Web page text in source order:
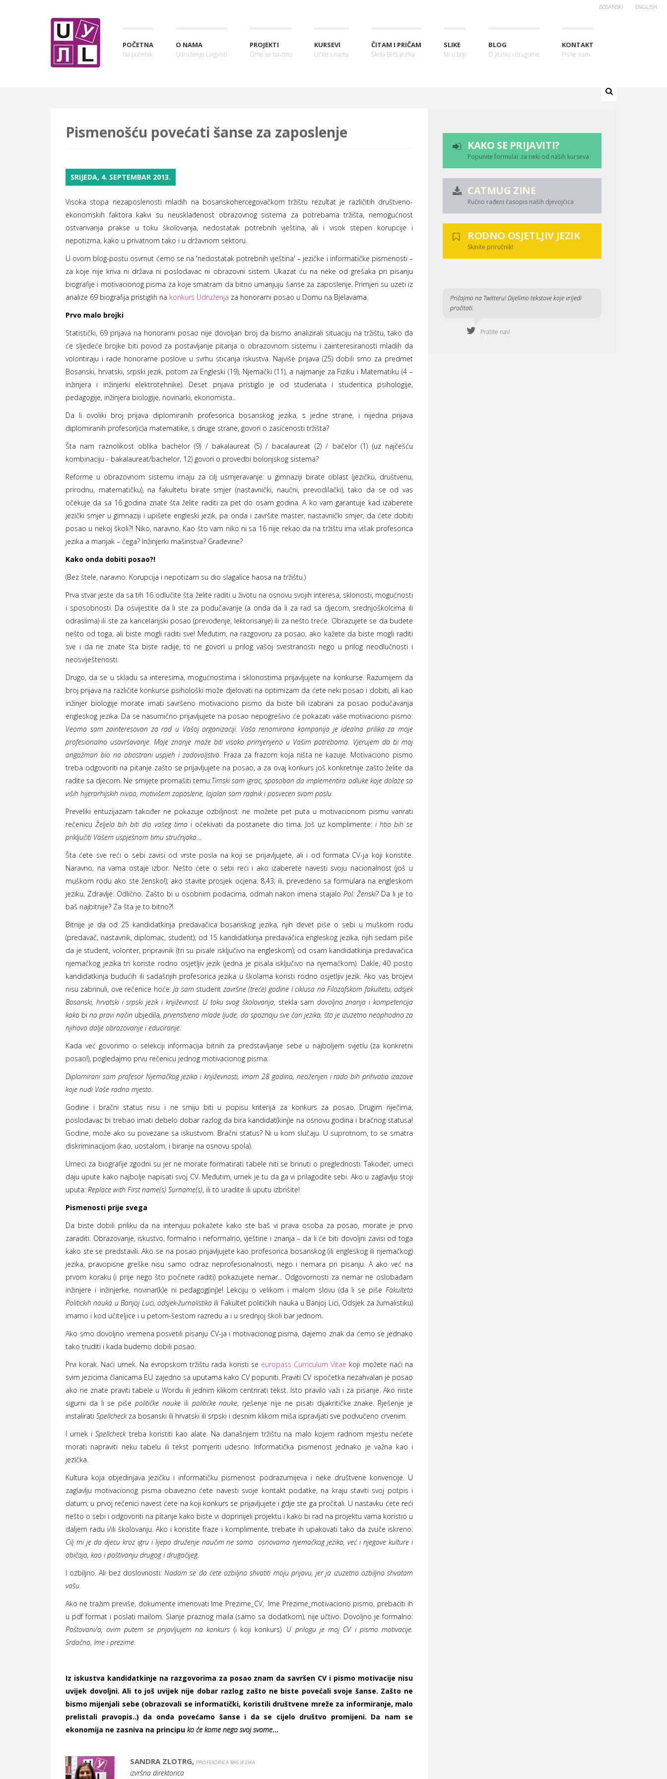
BOSANSKI ENGLISH
POČETNA
Na početak
O NAMA
Udruženje Lingvisti
PROJEKTI
Čime se bavimo
KURSEVI
Učite s nama
ČITAM I PRIČAM
Škola BHS jezika
SLIKE
Mi u boji
BLOG
O jeziku i drugome
KONTAKT
Pišite nam
Pismenošću povećati šanse za zaposlenje
SRIJEDA, 4. SEPTEMBAR 2013.
Visoka stopa nezaposlenosti mladih na bosanskohercegovačkom tržištu rezultat je različitih društveno-
ekonomskih faktora kakvi su neusklađenost obrazovnog sistema za potrebama tržišta, nemogućnost
ostvarivanja prakse u toku školovanja, nedostatak potrebnih vještina, ali i visok stepen korupcije i
nepotizma, kako u privatnom tako i u državnom sektoru.
U ovom blog-postu osvrnut ćemo se na 'nedostatak potrebnih vještina' – jezičke i informatičke pismenosti –
za koje nije kriva ni država ni poslodavac ni obrazovni sistem. Ukazat ću na neke od grešaka pri pisanju
biografije i motivacionog pisma za koje smatram da bitno umanjuju šanse za zaposlenje. Primjeri su uzeti iz
analize 69 biografija pristiglih na konkurs Udruženja za honorarni posao u Domu na Bjelavama.
Prvo malo brojki
Statistički, 69 prijava na honorarni posao nije dovoljan broj da bismo analizirali situaciju na tržištu, tako da
će sljedeće brojke biti povod za postavljanje pitanja o obrazovnom sistemu i zainteresiranosti mladih da
volontiraju i rade honorarne poslove u svrhu sticanja iskustva. Najviše prijava (25) dobili smo za predmet
Bosanski, hrvatski, srpski jezik, potom za Engleski (19), Njemački (11), a najmanje za Fiziku i Matematiku (4 –
inžinjera i inžinjerki elektrotehnike). Deset prijava pristiglo je od studenata i studentica psihologije,
pedagogije, inžinjera biologije, novinarki, ekonomista..
Da li ovoliki broj prijava diplomiranih profesorica bosanskog jezika, s jedne strane, i nijedna prijava
diplomiranih profesor(ic)a matematike, s druge strane, govori o zasićenosti tržišta?
Šta nam raznolikost oblika bachelor (9) / bakalaureat (5) / bacalaureat (2) / bačelor (1) (uz najčešću
kombinaciju - bakalaureat/bachelor, 12) govori o provedbi bolonjskog sistema?
Reforme u obrazovnom sistemu imaju za cilj usmjeravanje: u gimnaziji birate oblast (jezičku, društvenu,
prirodnu, matematičku), na fakultetu birate smjer (nastavnički, naučni, prevodilački), tako da se od vas
očekuje da sa 16 godina znate šta želite raditi za pet do osam godina. A ko vam garantuje kad izaberete
jezički smjer u gimnaziji i upišete engleski jezik, pa onda i završite master, nastavnički smjer, da ćete dobiti
posao u nekoj školi?! Niko, naravno. Kao što vam niko ni sa 16 nije rekao da na tržištu ima višak profesorica
jezika a manjak – čega? Inžinjerki mašinstva? Građevine?
Kako onda dobiti posao?!
(Bez štele, naravno. Korupcija i nepotizam su dio slagalice haosa na tržištu.)
Prva stvar jeste da sa tih 16 odlučite šta želite raditi u životu na osnovu svojih interesa, sklonosti, mogućnosti
i sposobnosti. Da osvijestite da li ste za podučavanje (a onda da li za rad sa djecom, srednjoškolcima ili
odraslima) ili ste za kancelarijski posao (prevođenje, lektorisanje) ili za nešto treće. Obrazujete se da budete
nešto od toga, ali biste mogli raditi sve! Međutim, na razgovoru za posao, ako kažete da biste mogli raditi
sve i da ne znate šta biste radije, to ne govori u prilog vašoj svestranosti nego u prilog neodlučnosti i
neosviještenosti.
Drugo, da se u skladu sa interesima, mogućnostima i sklonostima prijavljujete na konkurse. Razumijem da
broj prijava na različite konkurse psihološki može djelovati na optimizam da ćete neki posao i dobiti, ali kao
inžinjer biologije morate imati savršeno motivaciono pismo da biste bili izabrani za posao podučavanja
engleskog jezika. Da se nasumično prijavljujete na posao nepogrešivo će pokazati vaše motivaciono pismo:
Veoma sam zainteresovan za rad u Vašoj organizaciji. Vaša renomirana kompanija je idealna prilika za moje
profesionalno usavršavanje. Moje znanje može biti visoko primjenjeno u Vašim potrebama. Vjerujem da bi moj
angažman bio na obostrani uspjeh i zadovoljstvo. Fraza za frazom koja ništa ne kazuje. Motivaciono pismo
treba odgovoriti na pitanje zašto se prijavljujete na posao, a za ovaj konkurs još konkretnije zašto želite da
radite sa djecom. Ne smijete promašiti temu:Timski sam igrac, sposoban da implementira odluke koje dolaze sa
viših hijerarhijskih nivoa, motivišem zaposlene, lojalan sam radnik i posvecen svom poslu.
Preveliki entuzijazam također ne pokazuje ozbiljnost: ne možete pet puta u motivacionom pismu varirati
rečenicu Željela bih biti dio vašeg timai očekivati da postanete dio tima. Još uz komplimente:i htio bih se
priključiti Vašem uspješnom timu stručnjaka…
Šta ćete sve reći o sebi zavisi od vrste posla na koji se prijavljujete, ali i od formata CV-ja koji koristite.
Naravno, na vama ostaje izbor. Nešto ćete o sebi reći i ako izaberete navesti svoju nacionalnost (još u
muškom rodu ako ste žensko!); ako stavite prosjek ocjena: 8,43; ili, prevedeno sa formulara na engleskom
jeziku, Zdravlje: Odlično. Zašto bi u osobnim podacima, odmah nakon imena stajaloPol: Ženski? Da li je to
baš najbitnije? Za šta je to bitno?!
Bitnije je da od 25 kandidatkinja predavačica bosanskog jezika, njih devet piše o sebi u muškom rodu
(predavač, nastavnik, diplomac, student); od 15 kandidatkinja predavačica engleskog jezika, njih sedam piše
da je student, volonter, pripravnik (tri su pisale isključivo na engleskom); od osam kandidatkinja predavačica
njemačkog jezika tri koriste rodno osjetljiv jezik (jedna je pisala isključivo na njemačkom). Dakle, 40 posto
kandidatkinja budućih ili sadašnjih profesorica jezika u školama koristi rodno osjetljiv jezik. Ako vas brojevi
nisu zabrinuli, ove rečenice hoće:Ja sam student završne (treće) godine I ciklusa na Filozofskom fakultetu, odsjek
Bosanski, hrvatski i srpski jezik i književnost. U toku svog školovanja, stekla sam dovoljno znanja i kompetencija
kako bi na pravi način ubjedila, prvenstveno mlade ljude, da spoznaju sve čari jezika, što je izuzetno neophodno za
njihovo dalje obrazovanje i educiranje.
Kada već govorimo o selekciji informacija bitnih za predstavljanje sebe u najboljem svjetlu (za konkretni
posao!), pogledajmo prvu rečenicu jednog motivacionog pisma:
Diplomirani sam profesor Njemačkog jezika i književnosti, imam 28 godina, neoženjen i rado bih prihvatio izazove
koje nudi Vaše radno mjesto.
Godine i bračni status nisu i ne smiju biti u popisu kriterija za konkurs za posao. Drugim riječima,
poslodavac bi trebao imati debelo dobar razlog da bira kandidat(kinj)e na osnovu godina i bračnog statusa!
Godine, može ako su povezane sa iskustvom. Bračni status? Ni u kom slučaju. U suprotnom, to se smatra
diskriminacijom (kao, uostalom, i biranje na osnovu spola).
Urneci za biografije zgodni su jer ne morate formatirati tabele niti se brinuti o preglednosti. Također, urneci
daju upute kako najbolje napisati svoj CV. Međutim, urnek je tu da ga vi prilagodite sebi. Ako u zaglavlju stoji
uputa: Replace with First name(s) Surname(s), ili to uradite ili uputu izbrišite!
Pismenosti prije svega
Da biste dobili priliku da na intervjuu pokažete kako ste baš vi prava osoba za posao, morate je prvo
zaraditi. Obrazovanje, iskustvo, formalno i neformalno, vještine i znanja – da li će biti dovoljni zavisi od toga
kako ste se predstavili. Ako se na posao prijavljujete kao profesorica bosanskog (ili engleskog ili njemačkog)
jezika, pravopisne greške nisu samo odraz neprofesionalnosti, nego i nemara pri pisanju. A ako već na
prvom koraku (i prije nego što počnete raditi) pokazujete nemar... Odgovornosti za nemar ne oslobađam
inžinjere i inžinjerke, novinar(k)e ni pedagog(inj)e! Lekciju o velikom i malom slovu (da li se piše Fakulteta
Politickih nauka u Banjoj Luci, odsjek-žurnalistika ili Fakultet političkih nauka u Banjoj Lici, Odsjek za žurnalistiku)
imamo i kod učiteljice i u petom-šestom razredu a i u srednjoj školi bar jednom.
Ako smo dovoljno vremena posvetili pisanju CV-ja i motivacionog pisma, dajemo znak da ćemo se jednako
tako truditi i kada budemo dobili posao.
Prvi korak. Naći urnek. Na evropskom tržištu rada koristi se europass Curriculum Vitae koji možete naći na
svim jezicima članicama EU zajedno sa uputama kako CV popuniti. Praviti CV ispočetka nezahvalan je posao
ako ne znate praviti tabele u Wordu ili jednim klikom centrirati tekst. Isto pravilo važi i za pisanje. Ako niste
sigurni da li se pišepolitičke naukeili politićke nauke, rješenje nije ne pisati dijakritičke znake. Rješenje je
instalirati Spellcheckza bosanski ili hrvatski ili srpski i desnim klikom miša ispravljati sve podvučeno crvenim.
I urnek iSpellchecktreba koristiti kao alate. Na današnjem tržištu na malo kojem radnom mjestu nećete
morati napraviti neku tabelu ili tekst pomjeriti udesno. Informatička pismenost jednako je važna kao i
jezička.
Kultura koja objedinjava jezičku i informatičku pismenost podrazumijeva i neke društvene konvencije. U
zaglavlju motivacionog pisma obavezno ćete navesti svoje kontakt podatke, na kraju staviti svoj potpis i
datum; u prvoj rečenici navest ćete na koji konkurs se prijavljujete i gdje ste ga pročitali. U nastavku ćete reći
nešto o sebi i odgovoriti na pitanje kako biste vi doprinijeli projektu i kako bi rad na projektu vama koristio u
daljem radu i/ili školovanju. Ako i koristite fraze i komplimente, trebate ih upakovati tako da zvuče iskreno:
Cilj mi je da djecu kroz igru i lijepo druženje naučim ne samo osnovama njemačkog jezika, već i njegove kulture i
običaja, kao i poštivanju drugog i drugačijeg.
I ozbiljno. Ali bez doslovnosti:Nadam se da ćete ozbiljno shvatiti moju prijavu, jer ja izuzetno ozbiljno shvatam
vašu.
Ako ne tražim previše, dokumente imenovati Ime Prezime_CV, Ime Prezime_motivaciono pismo, prebaciti ih
u pdf format i poslati mailom. Slanje praznog maila (samo sa dodatkom), nije učtivo. Dovoljno je formalno:
Poštovani/a, ovim putem se prijavljujem na konkurs (i koji konkurs). U prilogu je moj CV i pismo motivacije.
Srdačno, Ime i prezime.
Iz iskustva kandidatkinje na razgovorima za posao znam da savršen CV i pismo motivacije nisu
uvijek dovoljni. Ali to još uvijek nije dobar razlog zašto ne biste povećali svoje šanse. Zašto ne
bismo mijenjali sebe (obrazovali se informatički, koristili društvene mreže za informiranje, malo
prelistali pravopis..) da onda povećamo šanse i da se cijelo društvo promijeni. Da nam se
ekonomija ne zasniva na principu ko će kome nego svoj svome...
SANDRA ZLOTRG, PROFESORICA BHS JEZIKA
izvršna direktorica
KAKO SE PRIJAVITI?
Popunite formular za neki od naših kurseva
CATMUG ZINE
Ručno rađeni časopis naših djevojčica
RODNO OSJETLJIV JEZIK
Skinite priručnik!
Pričajmo na Twitteru! Dijelimo tekstove koje vrijedi
pročitati.
Pratite nas!